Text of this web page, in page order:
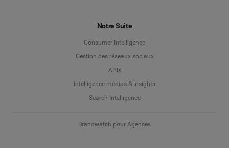
Notre Suite
Consumer Intelligence
Gestion des réseaux sociaux
APIs
Intelligence médias & insights
Search Intelligence
Brandwatch pour Agences